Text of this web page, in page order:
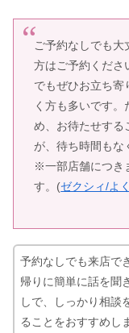
ご予約なしでも
方はご予約くださ
でもぜひお立ち寄
く方も多いです
め、お待たせする
が、待ち時間もな
※一部店舗につき
す。(ゼクシィ/よ
予約なしでも来店で
帰りに簡単に話を聞
しで、しっかり相談
ることをおすすめし